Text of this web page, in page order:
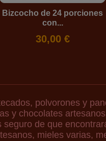
Bizcocho de 24 porciones
con...
30,00 €
polvorones y
y chocolates
de que
mieles varias,